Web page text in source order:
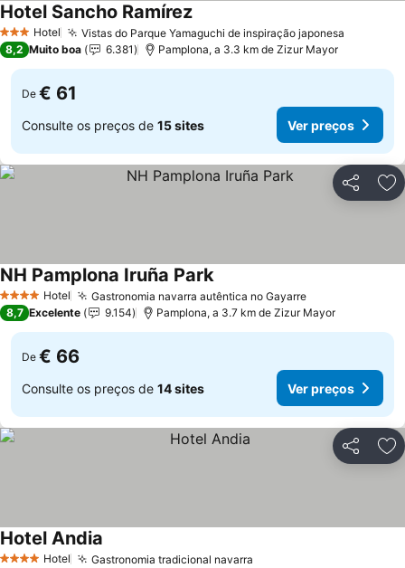
3 EstrelasHotel Vistas do Parque Yamaguchi de inspiração japonesa
Hotel Sancho RamírezVer preços
8,2 Muito boa 6.381 Pamplona, a 3.3 km de Zizur Mayor
De € 61
Consulte os preços de 15 sites Ver preços
Partilhar
4 EstrelasHotel Gastronomia navarra autêntica no GayarreVer preços
NH Pamplona Iruña ParkVer preços
8,7 Excelente 9.154 Pamplona, a 3.7 km de Zizur Mayor
De € 66
Consulte os preços de 14 sites Ver preços
Partilhar
4 EstrelasHotel Gastronomia tradicional navarra
Hotel Andia